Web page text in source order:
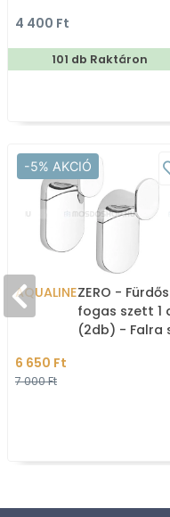
4 400 Ft
101 db Raktáron
-5% AKCIÓ
AQUALINEZERO -
fogas szett 1
(2db) - Falra
6 650 Ft
7 000 Ft